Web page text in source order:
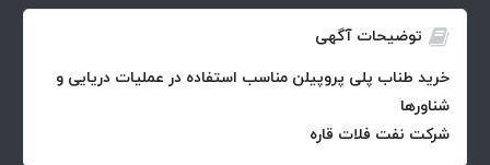
توضیحات آگهی
خرید طناب پلی پروپیلن مناسب استفاده در عملیات دریایی و
شناورها
شرکت نفت فلات قاره